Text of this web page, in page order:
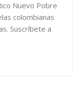
Nuevo Pobre
colombianas
Suscríbete a